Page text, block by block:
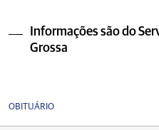
Informações são do
Grossa
OBITUÁRIO